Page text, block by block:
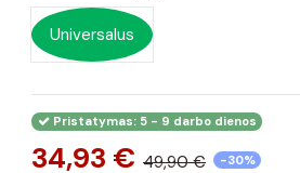
Universalus
Pristatymas: 5 - 9 darbo dienos
34,93 € 49,90 € -30%